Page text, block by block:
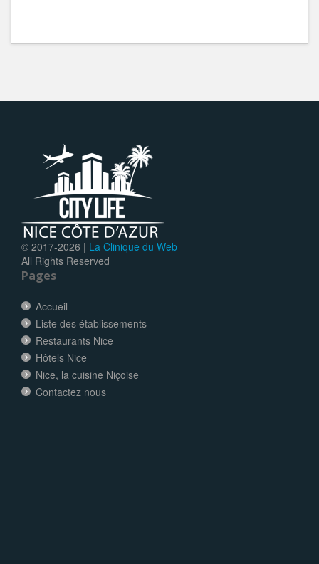
© 2017-2026 | La Clinique du Web
All Rights Reserved
Pages
Accueil
Liste des établissements
Restaurants Nice
Hôtels Nice
Nice, la cuisine Niçoise
Contactez nous